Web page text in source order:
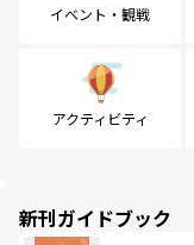
イベント・観戦
アクティビティ
新刊ガイドブック